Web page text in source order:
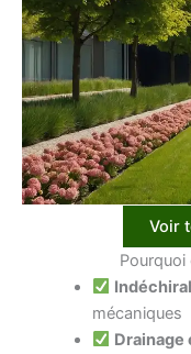
Voir
mécaniques